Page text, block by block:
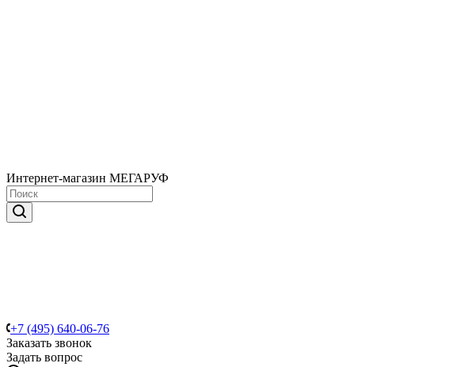
Интернет-магазин МЕГАРУФ
+7 (495) 640-06-76
Заказать звонок
Задать вопрос